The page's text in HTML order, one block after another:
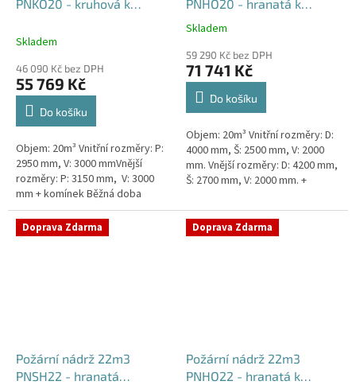
PNKO20 - kruhová k
Skladem
46 090 Kč bez DPH
55 769 Kč
Do košíku
Objem: 20m³ Vnitřní rozměry: P:
2950 mm, V: 3000 mmVnější
rozměry: P: 3150 mm, V: 3000
mm + komínek Běžná doba
dodání 2-3 týdny od objednávky.
Rozměry nádrže možno...
PNHO20 - hranatá k
obetonování
Průměrné
produktu
je
5,0
hvězdiček.
Skladem
59 290 Kč bez DPH
71 741 Kč
Do košíku
Objem: 20m³ Vnitřní rozměry: D:
4000 mm, Š: 2500 mm, V: 2000
mm. Vnější rozměry: D: 4200 mm,
Š: 2700 mm, V: 2000 mm. +
týdny od objednávky....
Doprava Zdarma
Požární nádrž 22m3
PNSH22 - hranatá
Doprava Zdarma
Požární nádrž 22m3
PNHO22 - hranatá k